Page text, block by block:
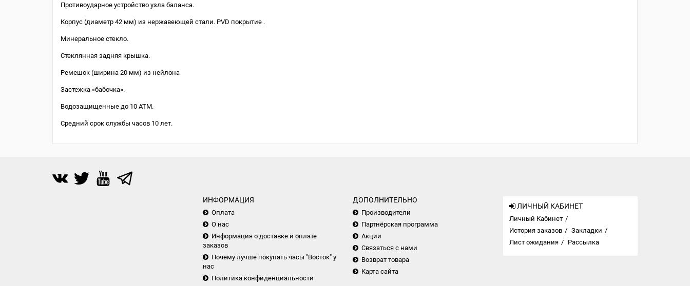
Противоударное устройство узла баланса.
Корпус (диаметр 42 мм) из нержавеющей стали. PVD покрытие .
Минеральное стекло.
Стеклянная задняя крышка.
Ремешок (ширина 20 мм) из нейлона
Застежка «бабочка».
Водозащищенные до 10 АТМ.
Средний срок службы часов 10 лет.
ИНФОРМАЦИЯ
Оплата
О нас
Информация о доставке и оплате
заказов
Почему лучше покупать часы "Восток" у
нас
Политика конфиденциальности
ДОПОЛНИТЕЛЬНО
Производители
Партнёрская программа
Акции
Связаться с нами
Возврат товара
Карта сайта
ЛИЧНЫЙ КАБИНЕТ
Личный Кабинет
История заказов
Закладки
Лист ожидания
Рассылка